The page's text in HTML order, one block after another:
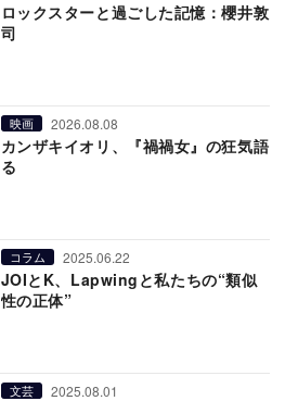
ロックスターと過ごした記憶：櫻井敦
司
映画 2026.08.08
カンザキイオリ、『禍禍女』の狂気語
る
コラム 2025.06.22
JOIとK、Lapwingと私たちの“類似
性の正体”
文芸 2025.08.01